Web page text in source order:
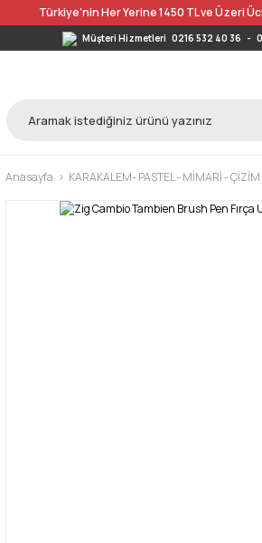
Türkiye’nin Her Yerine 1450 TL ve Üzeri
Müşteri Hizmetleri 0216 532 40 36 -
Anasayfa KARAKALEM- PASTEL - MİMARİ - ÇİZİM